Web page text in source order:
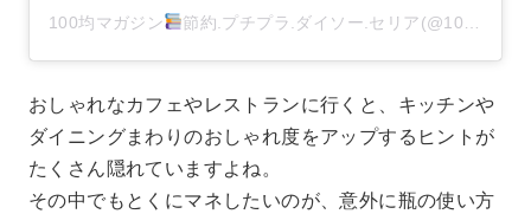
100均マガジン 節約.プチプラ.ダイソー.セリア(@100kin_mag)がシェアした投稿
おしゃれなカフェやレストランに行くと、キッチンや
ダイニングまわりのおしゃれ度をアップするヒントが
たくさん隠れていますよね。
その中でもとくにマネしたいのが、意外に瓶の使い方